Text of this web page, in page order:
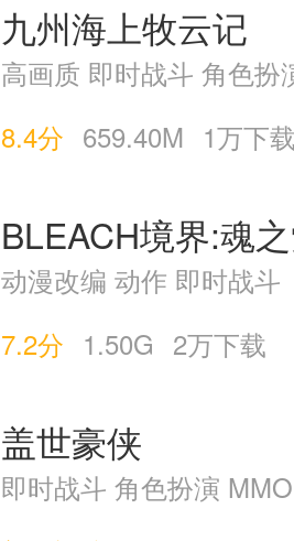
九州海上牧云记
高画质 即时战斗 角色扮
8.4分 659.40M 1万下载
BLEACH境界:魂
动漫改编 动作 即时战斗
7.2分 1.50G 2万下载
盖世豪侠
即时战斗 角色扮演 MMO